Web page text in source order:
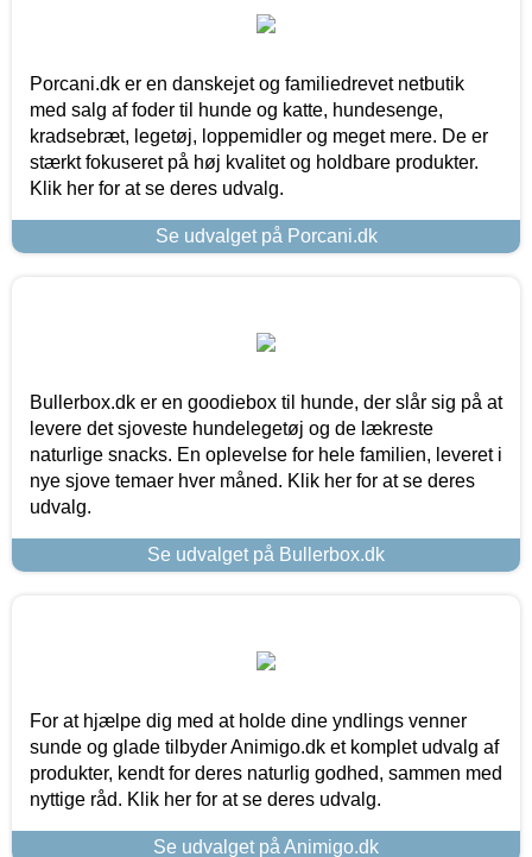
Porcani.dk er en danskejet og familiedrevet netbutik
med salg af foder til hunde og katte, hundesenge,
kradsebræt, legetøj, loppemidler og meget mere. De er
stærkt fokuseret på høj kvalitet og holdbare produkter.
Klik her for at se deres udvalg.
Se udvalget på Porcani.dk
Bullerbox.dk er en goodiebox til hunde, der slår sig på at
levere det sjoveste hundelegetøj og de lækreste
naturlige snacks. En oplevelse for hele familien, leveret i
nye sjove temaer hver måned. Klik her for at se deres
udvalg.
Se udvalget på Bullerbox.dk
For at hjælpe dig med at holde dine yndlings venner
sunde og glade tilbyder Animigo.dk et komplet udvalg af
produkter, kendt for deres naturlig godhed, sammen med
nyttige råd. Klik her for at se deres udvalg.
Se udvalget på Animigo.dk